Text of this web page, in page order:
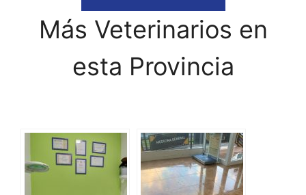
Más Veterinarios en
esta Provincia